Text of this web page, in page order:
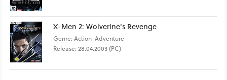
X-Men 2: Wolverine's Revenge
Genre: Action-Adventure
Release: 28.04.2003 (PC)